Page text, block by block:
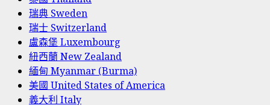
瑞典 Sweden
瑞士 Switzerland
盧森堡 Luxembourg
紐西蘭 New Zealand
緬甸 Myanmar (Burma)
美國 United States of America
義大利 Italy